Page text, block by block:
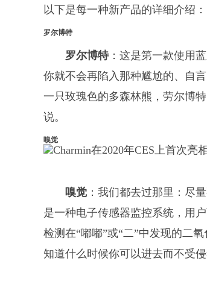
以下是每一种新产品的详细介绍：
罗尔博特
罗尔博特：这是第一款使用
你就不会再陷入那种尴尬的、自
一只玫瑰色的多森林熊，劳尔博
说。
嗅觉
嗅觉 ：我们都去过那里：尽
是一种电子传感器监控系统，用
检测在“嘟嘟”或“二”中发现的二
知道什么时候你可以进去而不受侵